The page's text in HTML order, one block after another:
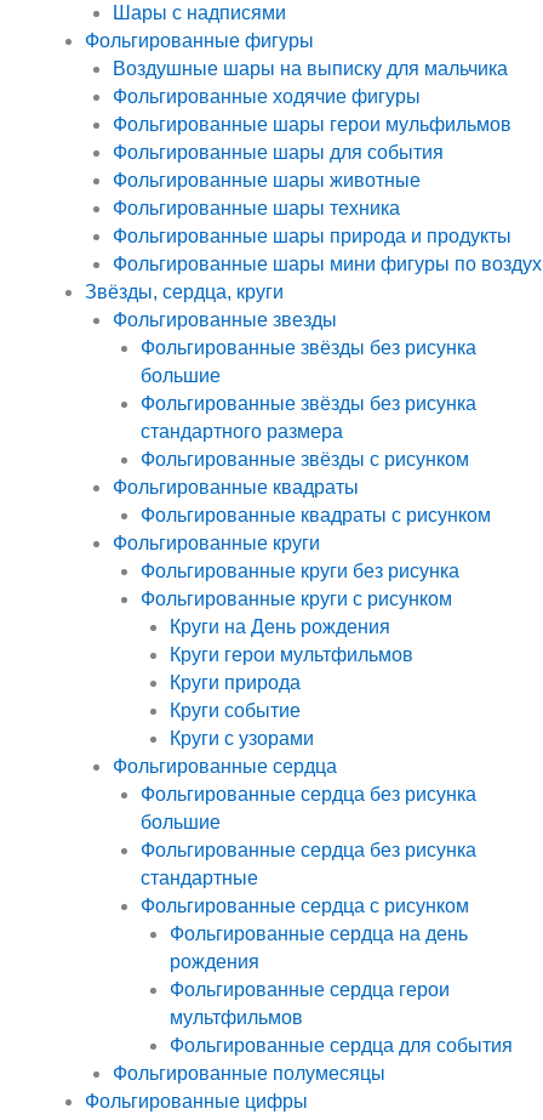
Шары с надписями
Фольгированные фигуры
Воздушные шары на выписку для мальчика
Фольгированные ходячие фигуры
Фольгированные шары герои мульфильмов
Фольгированные шары для события
Фольгированные шары животные
Фольгированные шары техника
Фольгированные шары природа и продукты
Фольгированные шары мини фигуры по воздух
Звёзды, сердца, круги
Фольгированные звезды
Фольгированные звёзды без рисунка
большие
Фольгированные звёзды без рисунка
стандартного размера
Фольгированные звёзды с рисунком
Фольгированные квадраты
Фольгированные квадраты с рисунком
Фольгированные круги
Фольгированные круги без рисунка
Фольгированные круги с рисунком
Круги на День рождения
Круги герои мультфильмов
Круги природа
Круги событие
Круги с узорами
Фольгированные сердца
Фольгированные сердца без рисунка
большие
Фольгированные сердца без рисунка
стандартные
Фольгированные сердца с рисунком
Фольгированные сердца на день
рождения
Фольгированные сердца герои
мультфильмов
Фольгированные сердца для события
Фольгированные полумесяцы
Фольгированные цифры